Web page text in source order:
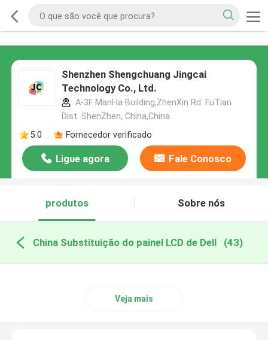
Shenzhen Shengchuang Jingcai
Technology Co., Ltd.
A-3F ManHa Building,ZhenXin Rd. FuTian
Dist. ShenZhen, China,China
5.0
Fornecedor verificado
Ligue agora Fale Conosco
produtos Sobre nós
China Substituição do painel LCD de Dell (43)
Veja mais